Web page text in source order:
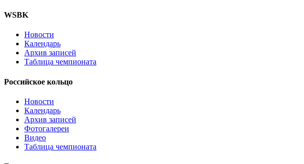
WSBK
Новости
Календарь
Архив записей
Таблица чемпионата
Российское кольцо
Новости
Календарь
Архив записей
Фотогалереи
Видео
Таблица чемпионата